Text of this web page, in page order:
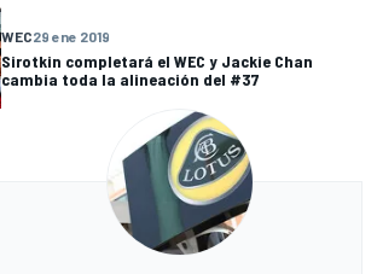
WEC29 ene 2019
Sirotkin completará el WEC y Jackie Chan
cambia toda la alineación del #37